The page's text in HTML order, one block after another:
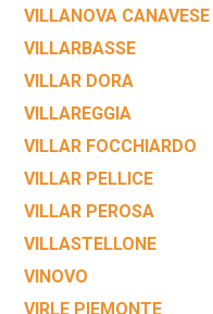
VILLANOVA CANAVESE
VILLARBASSE
VILLAR DORA
VILLAREGGIA
VILLAR FOCCHIARDO
VILLAR PELLICE
VILLAR PEROSA
VILLASTELLONE
VINOVO
VIRLE PIEMONTE